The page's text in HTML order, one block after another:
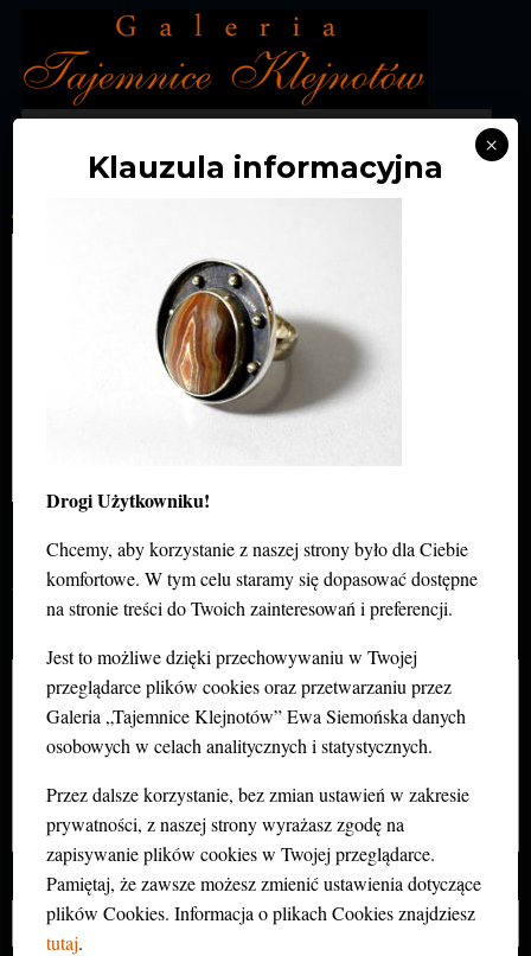
DODAJ KOMENTARZ
Twój adres e-mail nie zostanie opublikowany.
Wymagane pola są oznaczone
Nazwa*
Klauzula informacyjna
Drogi Użytkowniku!
Chcemy, aby korzystanie z naszej strony było dla Ciebie
komfortowe. W tym celu staramy się dopasować dostępne
na stronie treści do Twoich zainteresowań i preferencji.
Jest to możliwe dzięki przechowywaniu w Twojej
przeglądarce plików cookies oraz przetwarzaniu przez
Galeria „Tajemnice Klejnotów” Ewa Siemońska danych
osobowych w celach analitycznych i statystycznych.
Przez dalsze korzystanie, bez zmian ustawień w zakresie
prywatności, z naszej strony wyrażasz zgodę na
zapisywanie plików cookies w Twojej przeglądarce.
Pamiętaj, że zawsze możesz zmienić ustawienia dotyczące
plików Cookies. Informacja o plikach Cookies znajdziesz
tutaj.
×